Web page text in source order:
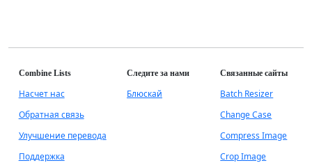
Combine Lists
Насчет нас
Обратная связь
Улучшение перевода
Поддержка
Следите за нами
Блюскай
Связанные сайты
Batch Resizer
Change Case
Compress Image
Crop Image